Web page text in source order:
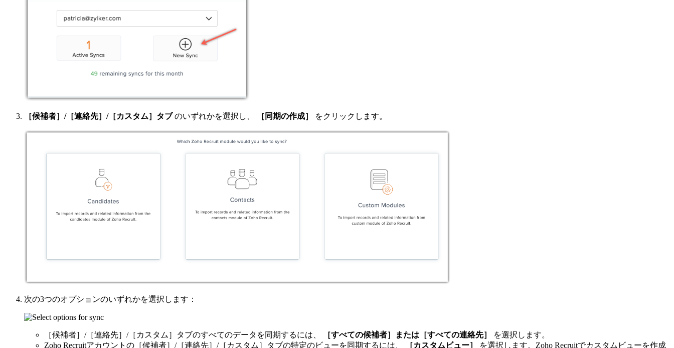
［候補者］/［連絡先］/［カスタム］タブのいずれかを選択し、 ［同期の作成］ をクリックします。
次の3つのオプションのいずれかを選択します：
［候補者］/［連絡先］/［カスタム］タブのすべてのデータを同期するには、 ［すべての候補者］または［すべての連絡先］
を選択します。
Zoho Recruitアカウントの［候補者］/［連絡先］/［カスタム］タブの特定のビューを同期するには、
［カスタムビュー］
を選択します。Zoho Recruitでカスタムビューを作成